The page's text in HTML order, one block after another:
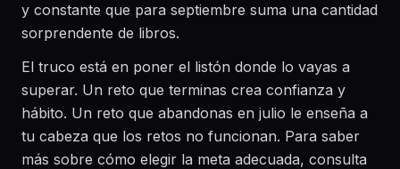
y constante que para septiembre suma una cantidad
sorprendente de libros.
El truco está en poner el listón donde lo vayas a
superar. Un reto que terminas crea confianza y
hábito. Un reto que abandonas en julio le enseña a
tu cabeza que los retos no funcionan. Para saber
más sobre cómo elegir la meta adecuada, consulta